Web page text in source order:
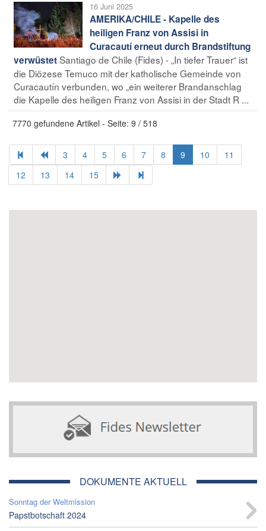
16 Juni 2025
AMERIKA/CHILE - Kapelle des
heiligen Franz von Assisi in
Curacautí erneut durch Brandstiftung
verwüstetSantiago de Chile (Fides) - „In tiefer Trauer“ ist
die Diözese Temuco mit der katholische Gemeinde von
Curacautín verbunden, wo „ein weiterer Brandanschlag
die Kapelle des heiligen Franz von Assisi in der Stadt R ...
7770 gefundene Artikel - Seite: 9 / 518
3 4 5 6 7 8 9 10
11
12
13 14 15
DOKUMENTE AKTUELL
Sonntag der Weltmission
Papstbotschaft 2024